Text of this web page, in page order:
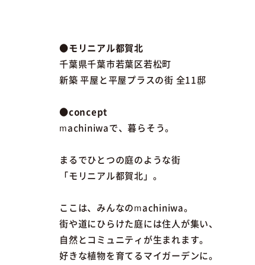
●モリニアル都賀北
千葉県千葉市若葉区若松町
新築 平屋と平屋プラスの街 全11邸
●concept
machiniwaで、暮らそう。
まるでひとつの庭のような街
「モリニアル都賀北」。
ここは、みんなのmachiniwa。
街や道にひらけた庭には住人が集い、
自然とコミュニティが生まれます。
好きな植物を育てるマイガーデンに。